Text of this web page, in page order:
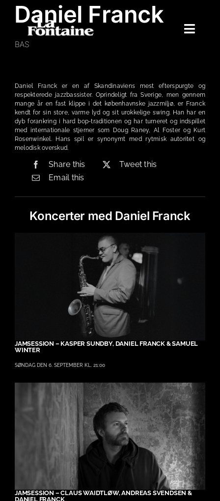
content
Toggle
Merchandise
Poetry Club
Om
Daniel Franck
BAS
Daniel Franck er en af Skandinaviens mest efterspurgte og
respekterede jazzbassister. Oprindeligt fra Sverige, men gennem
mange år en fast klippe i det københavnske jazzmiljø, er Franck
kendt for sin store, varme lyd og sit urokkelige swing. Han har en
dyb forankring i hard bop-traditionen og har turneret og indspillet
med internationale stjerner som Doug Raney, Al Foster og Kurt
Rosenwinkel. Hans spil er synonymt med rytmisk autoritet og
melodisk overskud.
Share this
Tweet this
Email this
Koncerter med Daniel Franck
JAMSESSION – KASPER SUNDBY, DANIEL FRANCK & SAMUEL
WINTER
SØNDAG DEN 6. SEPTEMBER KL. 21:00
JAMSESSION – CLAUS WAIDTLØW, ANDREAS SVENDSEN &
DANIEL FRANCK